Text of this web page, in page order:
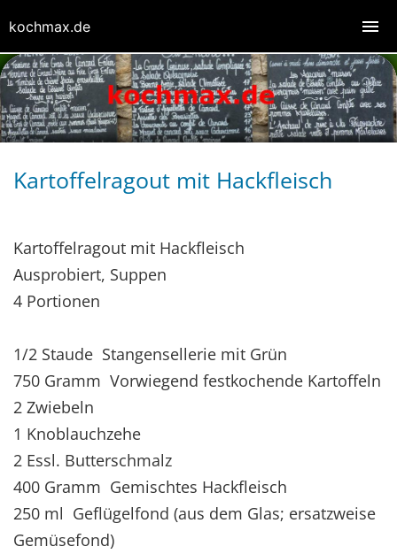
Kartoffelragout mit Hackfleisch
Kartoffelragout mit Hackfleisch
Ausprobiert, Suppen
4 Portionen
1/2 Staude Stangensellerie mit Grün
750 Gramm Vorwiegend festkochende Kartoffeln
2 Zwiebeln
1 Knoblauchzehe
2 Essl. Butterschmalz
400 Gramm Gemischtes Hackfleisch
250 ml Geflügelfond (aus dem Glas; ersatzweise
Gemüsefond)
kochmax.de